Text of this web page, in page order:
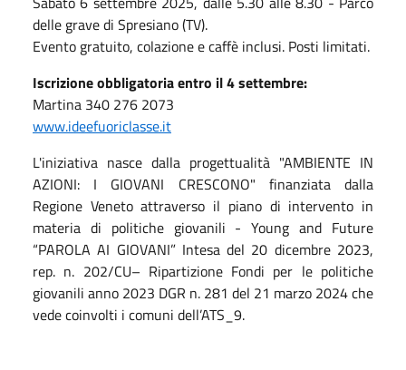
delle grave di Spresiano (TV).
Evento gratuito, colazione e caffè inclusi. Posti limitati.
Iscrizione obbligatoria entro il 4 settembre:
Martina 340 276 2073
www.ideefuoriclasse.it
L'iniziativa nasce dalla progettualità "AMBIENTE IN
AZIONI: I GIOVANI CRESCONO" finanziata dalla
Regione Veneto attraverso il piano di intervento in
materia di politiche giovanili - Young and Future
“PAROLA AI GIOVANI” Intesa del 20 dicembre 2023,
rep. n. 202/CU– Ripartizione Fondi per le politiche
giovanili anno 2023 DGR n. 281 del 21 marzo 2024 che
vede coinvolti i comuni dell’ATS_9.